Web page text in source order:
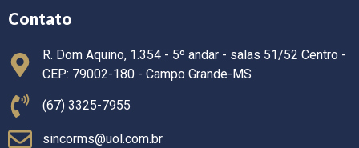
Contato
R. Dom Aquino, 1.354 - 5º andar - salas 51/52 Centro -
CEP: 79002-180 - Campo Grande-MS
(67) 3325-7955
sincorms@uol.com.br